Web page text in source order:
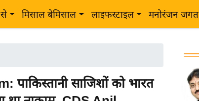
से मिसाल बेमिसाल लाइफस्टाइल मनोरंजन जगत
साजिशों को भारत